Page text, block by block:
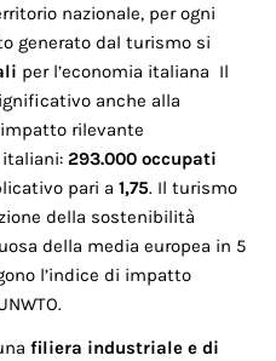
nazionale, per ogni
generato dal turismo si
per l’economia italiana Il
anche alla
rilevante
italiani: 293.000 occupati
pari a1,75. Il turismo
della sostenibilità
della media europea in 5
l’indice di impatto
filiera industriale e di